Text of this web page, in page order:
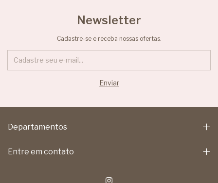
Newsletter
Cadastre-se e receba nossas ofertas.
Departamentos
Entre em contato